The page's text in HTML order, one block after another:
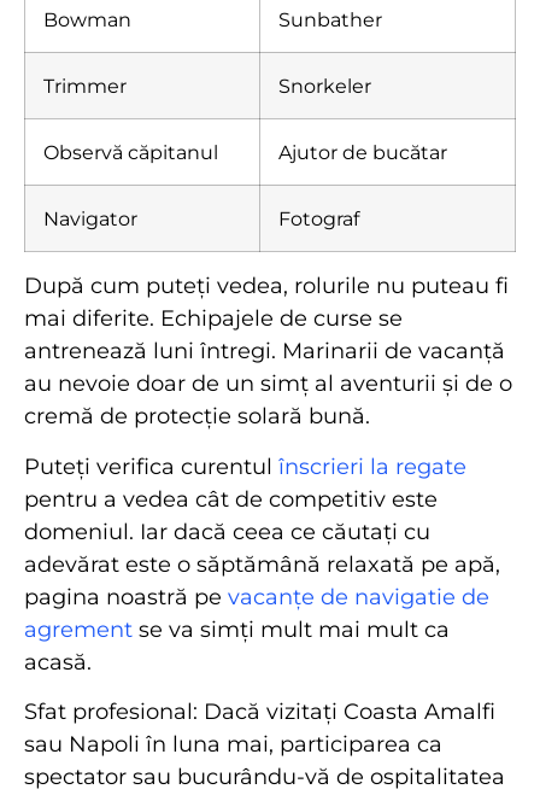
Bowman Sunbather
Trimmer Snorkeler
Observă căpitanul Ajutor de bucătar
Navigator Fotograf
După cum puteți vedea, rolurile nu puteau fi
mai diferite. Echipajele de curse se
antrenează luni întregi. Marinarii de vacanță
au nevoie doar de un simț al aventurii și de o
cremă de protecție solară bună.
Puteți verifica curentul înscrieri la regate
pentru a vedea cât de competitiv este
domeniul. Iar dacă ceea ce căutați cu
adevărat este o săptămână relaxată pe apă,
pagina noastră pe vacanțe de navigatie de
agrement se va simți mult mai mult ca
acasă.
Sfat profesional: Dacă vizitați Coasta Amalfi
sau Napoli în luna mai, participarea ca
spectator sau bucurându-vă de ospitalitatea